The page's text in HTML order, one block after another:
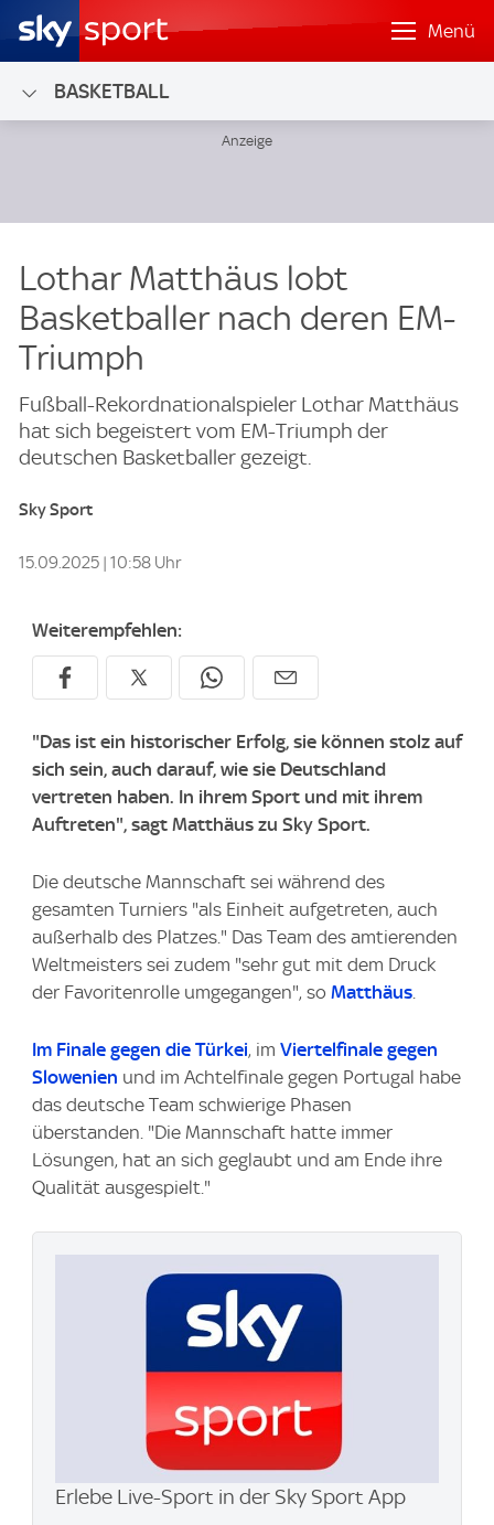
Menü
BASKETBALL
Lothar Matthäus lobt
Basketballer nach deren EM-
Triumph
Fußball-Rekordnationalspieler Lothar Matthäus
hat sich begeistert vom EM-Triumph der
deutschen Basketballer gezeigt.
Sky Sport
15.09.2025 | 10:58 Uhr
Weiterempfehlen:
"Das ist ein historischer Erfolg, sie können stolz auf
sich sein, auch darauf, wie sie Deutschland
vertreten haben. In ihrem Sport und mit ihrem
Auftreten", sagt Matthäus zu Sky Sport.
Die deutsche Mannschaft sei während des
gesamten Turniers "als Einheit aufgetreten, auch
außerhalb des Platzes." Das Team des amtierenden
Weltmeisters sei zudem "sehr gut mit dem Druck
der Favoritenrolle umgegangen", so Matthäus.
Im Finale gegen die Türkei, im Viertelfinale gegen
Slowenien und im Achtelfinale gegen Portugal habe
das deutsche Team schwierige Phasen
überstanden. "Die Mannschaft hatte immer
Lösungen, hat an sich geglaubt und am Ende ihre
Qualität ausgespielt."
Erlebe Live-Sport in der Sky Sport App